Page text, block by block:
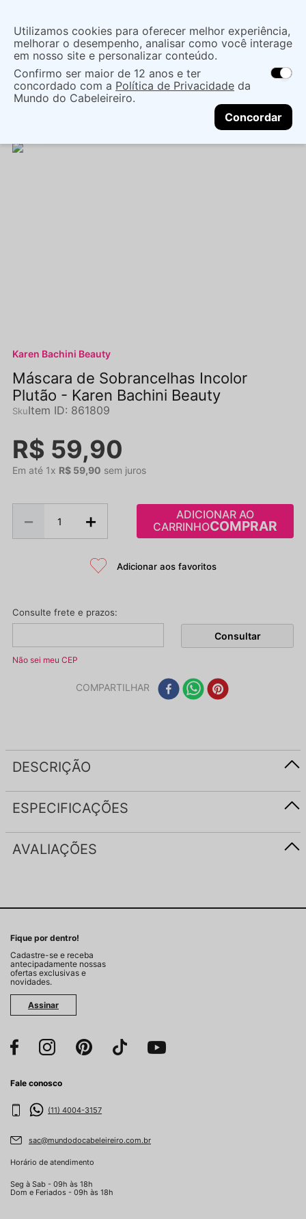
localização
As ofertas e opções de entrega variam de
acordo com a região.Não sei meu CEP
CONTINUAR
O que você procura?
Maquiagem Olho Sobrancelhas
MÁSCARA
DE SOBRANCELHAS INCOLOR PLUTÃO - KAREN
Karen Bachini Beauty
Máscara de Sobrancelhas Incolor
Plutão - Karen Bachini Beauty
Item ID: 861809
R$ 59,90
Em até 1x R$ 59,90 sem juros
＋
－
ADICIONAR AO
CARRINHO
Não sei meu CEP
COMPARTILHAR
DESCRIÇÃO
ESPECIFICAÇÕES
AVALIAÇÕES
Fique por dentro!
Cadastre-se e receba
antecipadamente nossas
ofertas exclusivas e
novidades.
Assinar
Fale conosco
(11) 4004-3157
sac@mundodocabeleireiro.com.br
Horário de atendimento
Seg à Sab - 09h às 18h
Dom e Feriados - 09h às 18h
Utilizamos cookies para oferecer melhor experiência,
melhorar o desempenho, analisar como você interage
em nosso site e personalizar conteúdo.
Confirmo ser maior de 12 anos e ter
concordado com a Política de Privacidade da
Mundo do Cabeleireiro.
Concordar